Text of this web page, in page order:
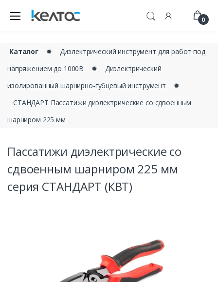
0
Каталог ✹
Диэлектрический инструмент для работ под
напряжением до 1000В
✹
Диэлектрический
изолированный шарнирно-губцевый инструмент
✹
СТАНДАРТ Пассатижи диэлектрические со сдвоенным
шарниром 225 мм
Пассатижи диэлектрические со
сдвоенным шарниром 225 мм
серия СТАНДАРТ (КВТ)